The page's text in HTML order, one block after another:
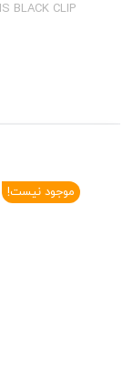
BLACK CLIP
موجود نیست!